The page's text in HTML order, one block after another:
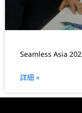
Seamless Asia
詳細 »